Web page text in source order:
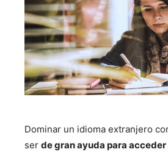
Dominar un idioma extranjero
ser de gran ayuda para acceder